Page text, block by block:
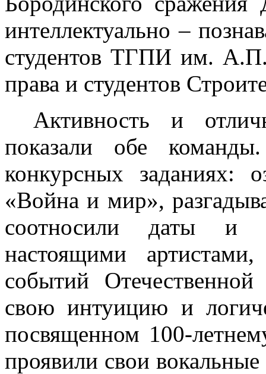
интеллектуально –
студентов ТГПИ им. А.П.
права и студентов
Активность и
показали обе
конкурсных заданиях:
«Война и мир»,
соотносили даты и
настоящими
событий
свою интуицию и
посвященном 100-
проявили свои